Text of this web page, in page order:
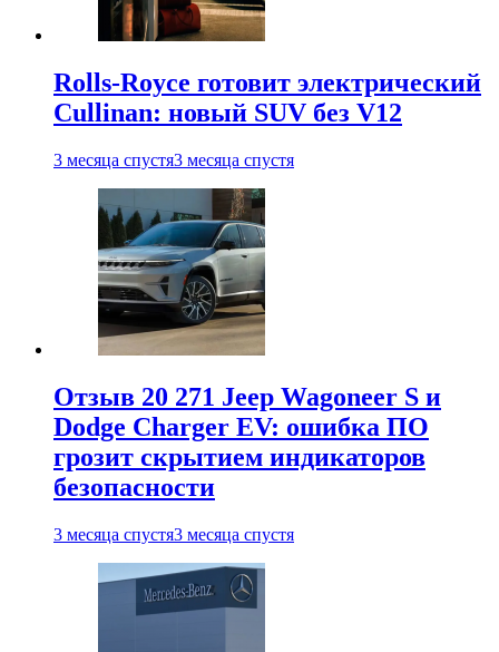
Rolls-Royce готовит электрический
Cullinan: новый SUV без V12
3 месяца спустя3 месяца спустя
Отзыв 20 271 Jeep Wagoneer S и
Dodge Charger EV: ошибка ПО
грозит скрытием индикаторов
безопасности
3 месяца спустя3 месяца спустя